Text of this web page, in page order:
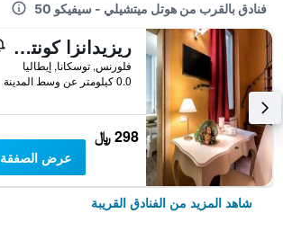
فنادق بالقرب من هوتل ميتشيلي - سيفيكو 50
ريزيدانزا كونتي دي كافور آند روفتوب
فلورنس, توسكانا, إيطاليا
0.0 كيلومتر عن وسط المدينة
298 ﷼
عرض الصفقة
شاهد المزيد من الفنادق القريبة